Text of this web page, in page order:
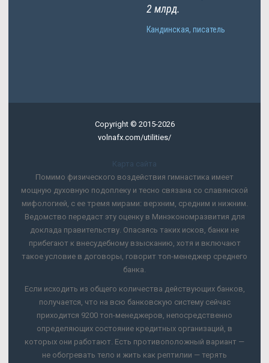
2 млрд.
Кандинская, писатель
Copyright © 2015-2026
volnafx.com/utilities/
Карта сайта
Помимо физического воздействия гимнастика имеет
мощную духовную подоплеку и тесно связана со славянской
мифологией, с ее тремя мирами: верхним, средним и нижним.
Ведомство передаст эту оценку в Минэкономразвития для
доклада правительству. Опасаясь таких исков, банки не
прибегают к внесудебному взысканию, хотя и включают
такое условие в договоры, говорит топ-менеджер среднего
банка.
Если исходить из общего количества действующих банков,
получается, что на всю банковскую систему сейчас
приходится 9200 топ-менеджеров, непосредственно
определяющих состояние кредитных организаций, в
которых они работают. Есть противоположный вариант —
не обогревать тело и жить как рептилии — терять